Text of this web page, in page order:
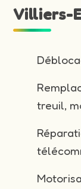
Villiers-
treuil,